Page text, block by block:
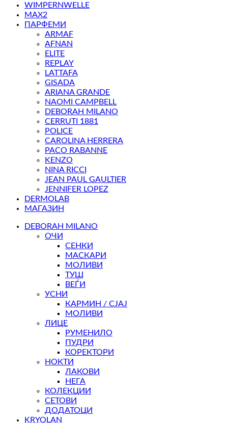
WIMPERNWELLE
MAX2
ПАРФЕМИ
ARMAF
AFNAN
ELITE
REPLAY
LATTAFA
GISADA
ARIANA GRANDE
NAOMI CAMPBELL
DEBORAH MILANO
CERRUTI 1881
POLICE
CAROLINA HERRERA
PACO RABANNE
KENZO
NINA RICCI
JEAN PAUL GAULTIER
JENNIFER LOPEZ
DERMOLAB
МАГАЗИН
DEBORAH MILANO
ОЧИ
СЕНКИ
МАСКАРИ
МОЛИВИ
ТУШ
ВЕЃИ
УСНИ
КАРМИН / СЈАЈ
МОЛИВИ
ЛИЦЕ
РУМЕНИЛО
ПУДРИ
КОРЕКТОРИ
НОКТИ
ЛАКОВИ
НЕГА
КОЛЕКЦИИ
СЕТОВИ
ДОДАТОЦИ
KRYOLAN